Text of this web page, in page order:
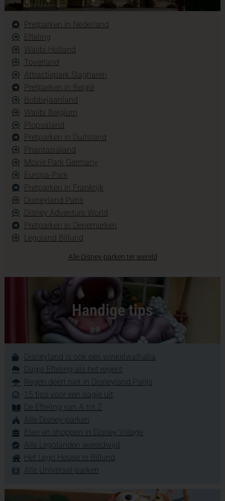
Pretparken in Nederland
Efteling
Walibi Holland
Toverland
Attractiepark Slagharen
Pretparken in België
Bobbejaanland
Walibi Belgium
Plopsaland
Pretparken in Duitsland
Phantasialand
Movie Park Germany
Europa-Park
Pretparken in Frankrijk
Disneyland Paris
Disney Adventure World
Pretparken in Denemarken
Legoland Billund
Alle Disney-parken ter wereld
Handige tips
Disneyland is ook een winkelwalhalla
Dagje Efteling als het regent
Regen deert niet in Disneyland Parijs
15 tips voor een dagje uit
De Efteling van A tot Z
Alle Disney-parken
Eten en shoppen in Disney Village
Alle Legolanden wereldwijd
Het Lego House in Billund
Alle Universal-parken